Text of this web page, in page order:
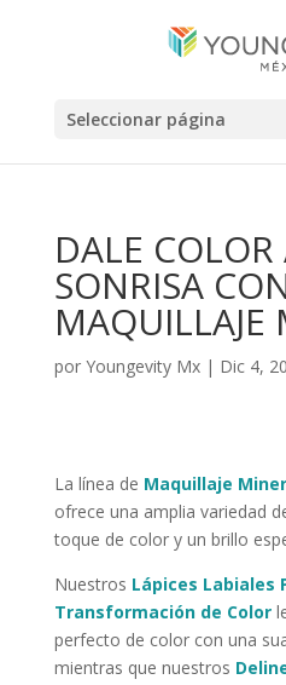
Seleccionar página
DALE
SONRISA
MAQUILLAJE
por Youngevity Mx| Dic 4,
La línea de Maquillaje
ofrece una amplia variedad
toque de color y un brillo
Nuestros Lápices Labiales
Transformación de Color
perfecto de color con una
mientras que nuestros